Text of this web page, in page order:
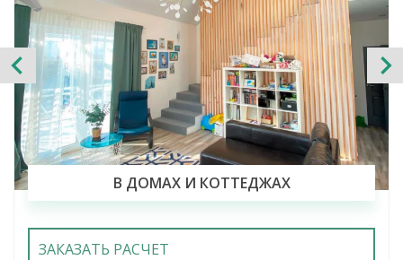
В ДОМАХ И КОТТЕДЖАХ
ЗАКАЗАТЬ РАСЧЕТ